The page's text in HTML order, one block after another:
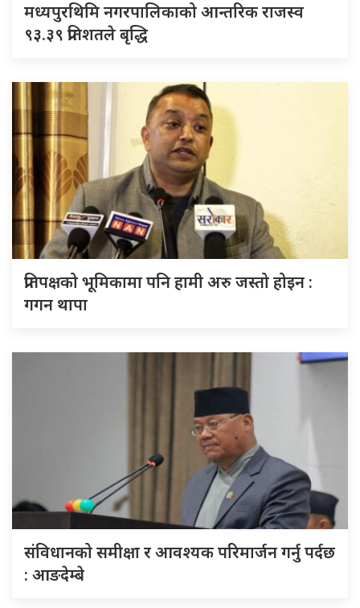
मध्यपुरथिमि नगरपालिकाको आन्तरिक राजस्व
९३.३९ प्रतिशतले बृद्धि
प्रतिपक्षको भूमिकामा पनि हामी अरु जस्तो होइन :
गगन थापा
संविधानको समीक्षा र आवश्यक परिमार्जन गर्नु पर्दछ
: आङदेम्बे